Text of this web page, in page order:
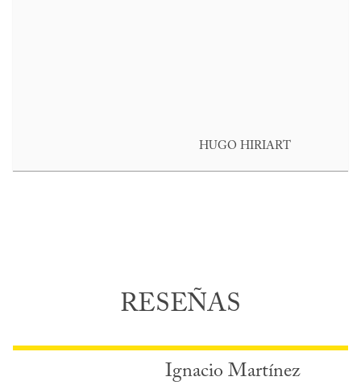
HUGO HIRIART
RESEÑAS
Ignacio Martínez